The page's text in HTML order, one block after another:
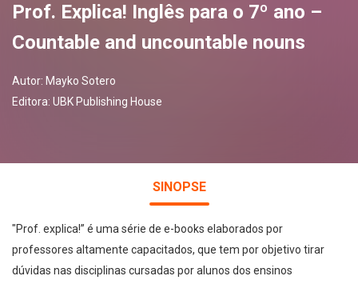
Prof. Explica! Inglês para o 7º ano –
Countable and uncountable nouns
Autor: Mayko Sotero
Editora: UBK Publishing House
SINOPSE
"Prof. explica!” é uma série de e-books elaborados por
professores altamente capacitados, que tem por objetivo tirar
dúvidas nas disciplinas cursadas por alunos dos ensinos